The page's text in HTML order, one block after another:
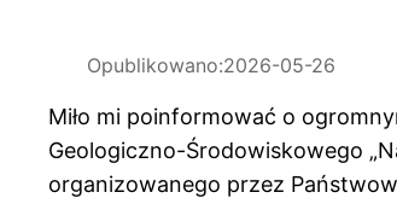
Opublikowano:2026-05-26
Miło mi poinformować o
Geologiczno-Środowiskowego
organizowanego przez